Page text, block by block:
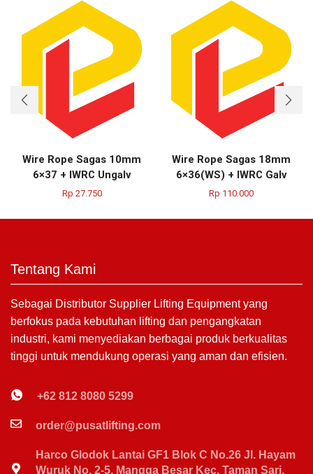
Wire Rope Sagas 10mm
6×37 + IWRC Ungalv
Rp 27.750
Wire Rope Sagas 18mm
6×36(WS) + IWRC Galv
Rp 110.000
Tentang Kami
Sebagai Distributor Supplier Lifting Equipment yang
berfokus pada kebutuhan lifting dan pengangkatan
industri, kami menyediakan berbagai produk berkualitas
tinggi untuk mendukung operasi yang aman dan efisien.
+62 812 8080 5299
order@pusatlifting.com
Harco Glodok Lantai GF1 Blok C No.26 Jl. Hayam
Wuruk No. 2-5, Mangga Besar Kec. Taman Sari,